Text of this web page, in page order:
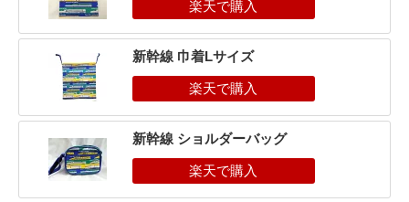
新幹線 巾着Lサイズ
新幹線 ショルダーバッグ